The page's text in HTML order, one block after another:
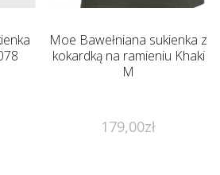
Moe Bawełniana sukienka z
kokardką na ramieniu Khaki
M
179,00zł